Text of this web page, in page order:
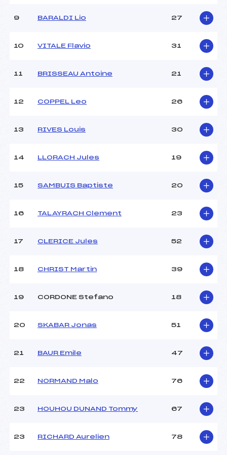
12h15
MENDES (FRA)
Ouvreurs B :
MONGELLAZ (FRA)
Ouvreurs D :
Température arrivée :
9 BARALDI Lio 27
10 VITALE Flavio 31
11 BRISSEAU Antoine 21
12 COPPEL Leo 26
13 RIVES Louis 30
14 LLORACH Jules 19
15 SAMBUIS Baptiste 20
16 TALAYRACH Clement 23
17 CLERICE Jules 52
18 CHRIST Martin 39
19 CORDONE Stefano 18
20 SKABAR Jonas 51
21 BAUR Emile 47
22 NORMAND Malo 76
23 HOUHOU DUNAND Tommy 67
23 RICHARD Aurelien 78